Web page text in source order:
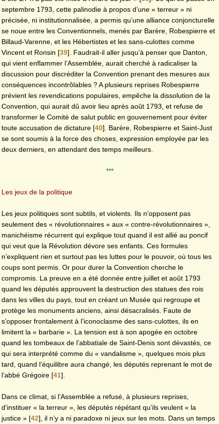
septembre 1793, cette palinodie à propos d’une « terreur » ni
précisée, ni institutionnalisée, a permis qu’une alliance conjoncturelle
se noue entre les Conventionnels, menés par Barère, Robespierre et
Billaud-Varenne, et les Hébertistes et les sans-culottes comme
Vincent et Ronsin [39] . Faudrait-il aller jusqu’à penser que Danton,
qui vient enflammer l’Assemblée, aurait cherché à radicaliser la
discussion pour discréditer la Convention prenant des mesures aux
conséquences incontrôlables ? A plusieurs reprises Robespierre
prévient les revendications populaires, empêche la dissolution de la
Convention, qui aurait dû avoir lieu après août 1793, et refuse de
transformer le Comité de salut public en gouvernement pour éviter
toute accusation de dictature [40] . Barère, Robespierre et Saint-Just
se sont soumis à la force des choses, expression employée par les
deux derniers, en attendant des temps meilleurs.
***
Les jeux de la politique
Les jeux politiques sont subtils, et violents. Ils n’opposent pas
seulement des « révolutionnaires » aux « contre-révolutionnaires »,
manichéisme récurrent qui explique tout quand il est allié au poncif
qui veut que la Révolution dévore ses enfants. Ces formules
n’expliquent rien et surtout pas les luttes pour le pouvoir, où tous les
coups sont permis. Or pour durer la Convention cherche le
compromis. La preuve en a été donnée entre juillet et août 1793
quand les députés approuvent la destruction des statues des rois
dans les villes du pays, tout en créant un Musée qui regroupe et
protège les monuments anciens, ainsi désacralisés. Faute de
s’opposer frontalement à l’iconoclasme des sans-culottes, ils en
limitent la « barbarie ». La tension est à son apogée en octobre
quand les tombeaux de l’abbatiale de Saint-Denis sont dévastés, ce
qui sera interprété comme du « vandalisme », quelques mois plus
tard, quand l’équilibre aura changé, les députés reprenant le mot de
l’abbé Grégoire [41]
Dans ce climat, si l’Assemblée a refusé, à plusieurs reprises,
d’instituer « la terreur », les députés répétant qu’ils veulent « la
justice » [42] , il n’y a ni paradoxe ni jeux sur les mots. Dans un temps